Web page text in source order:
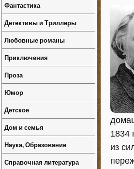
1834
из
Фантастика
Детективы и Триллеры
Любовные романы
Приключения
Проза
Юмор
Детское
Дом и семья
Наука, Образование
Справочная литература